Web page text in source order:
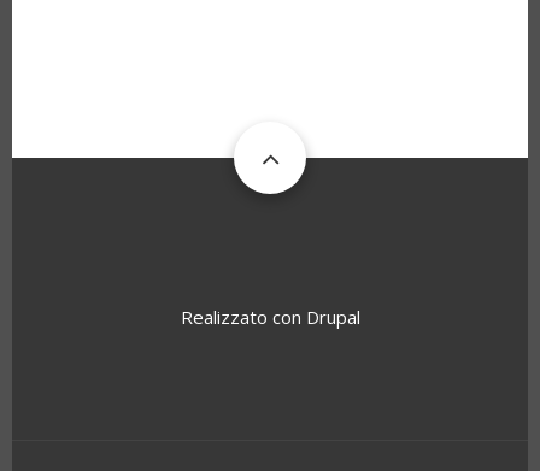
Realizzato con Drupal